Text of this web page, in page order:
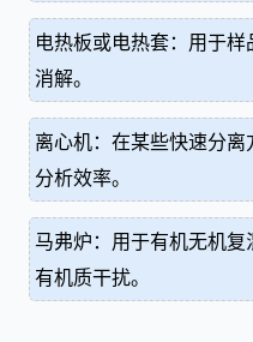
电热板或电热套：用于
消解。
离心机：在某些快速分
分析效率。
马弗炉：用于有机无机
有机质干扰。